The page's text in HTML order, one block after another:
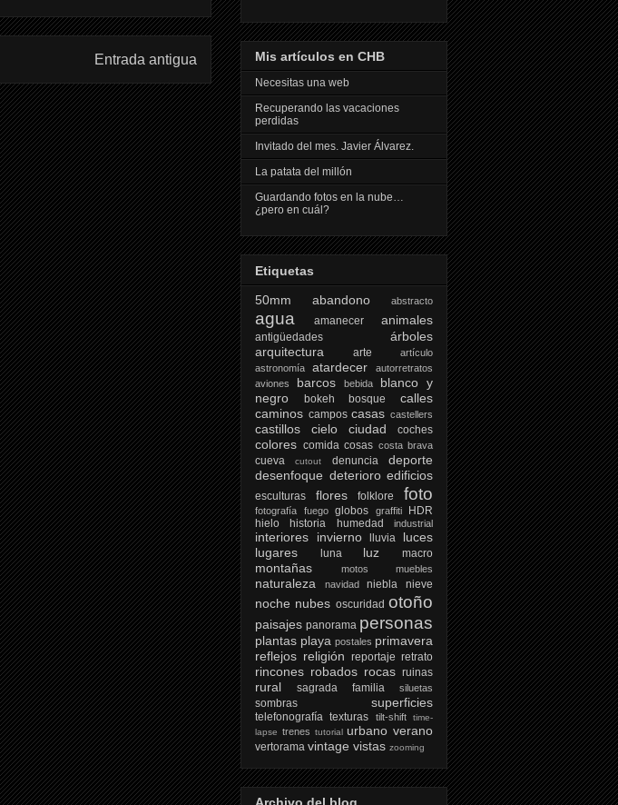
Entrada antigua Mis artículos en CHB
Necesitas una web
Recuperando las vacaciones
perdidas
Invitado del mes. Javier Álvarez.
La patata del millón
Guardando fotos en la nube…
¿pero en cuál?
Etiquetas
50mm
abandono abstracto
agua amanecer animales
antigüedades
árboles
arquitectura
arte
artículo
astronomía
atardecer
autorretratos
aviones
barcos bebida
blanco y
negro
bokeh bosque
calles
caminos campos casas castellers
castillos cielo ciudad coches
colores comida cosas costa brava
cueva cutout denuncia
deporte
desenfoque deterioro edificios
esculturas flores folklore foto
fotografía fuego globos graffiti
HDR
hielo
historia humedad industrial
interiores invierno lluvia
luces
lugares
luna luz macro
montañas motos muebles
naturaleza navidad niebla nieve
noche nubes oscuridad otoño
paisajes panorama personas
plantas playa postales primavera
reflejos religión reportaje retrato
rincones robados rocas ruinas
rural sagrada familia siluetas
sombras superficies
telefonografía texturas tilt-shift
time-
lapse trenes tutorial urbano verano
vertorama vintage vistas zooming